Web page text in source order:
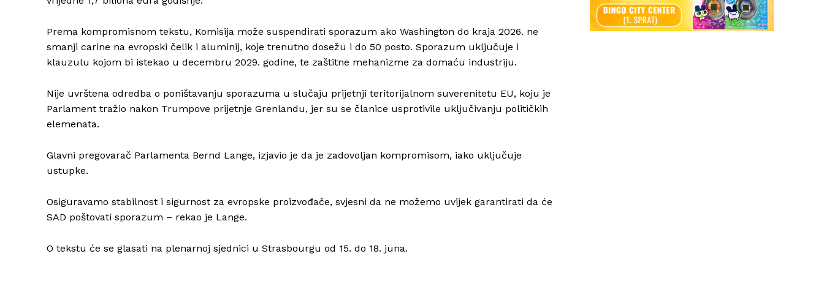
Info
Prema kompromisnom tekstu, Komisija može suspendirati sporazum ako Washington do kraja 2026. ne
smanji carine na evropski čelik i aluminij, koje trenutno dosežu i do 50 posto. Sporazum uključuje i
klauzulu kojom bi istekao u decembru 2029. godine, te zaštitne mehanizme za domaću industriju.
Nije uvrštena odredba o poništavanju sporazuma u slučaju prijetnji teritorijalnom suverenitetu EU, koju je
Parlament tražio nakon Trumpove prijetnje Grenlandu, jer su se članice usprotivile uključivanju političkih
elemenata.
Glavni pregovarač Parlamenta Bernd Lange, izjavio je da je zadovoljan kompromisom, iako uključuje
ustupke.
Osiguravamo stabilnost i sigurnost za evropske proizvođače, svjesni da ne možemo uvijek garantirati da će
SAD poštovati sporazum – rekao je Lange.
O tekstu će se glasati na plenarnoj sjednici u Strasbourgu od 15. do 18. juna.